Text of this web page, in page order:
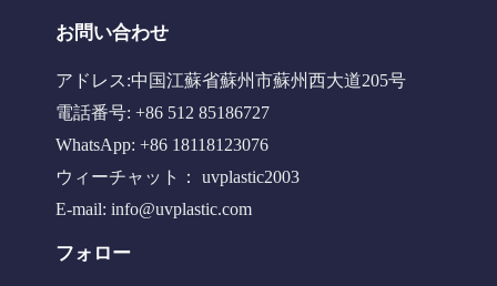
お問い合わせ
アドレス:中国江蘇省蘇州市蘇州西大道205号
電話番号: +86 512 85186727
WhatsApp: +86 18118123076
ウィーチャット： uvplastic2003
E-mail: info@uvplastic.com
フォロー